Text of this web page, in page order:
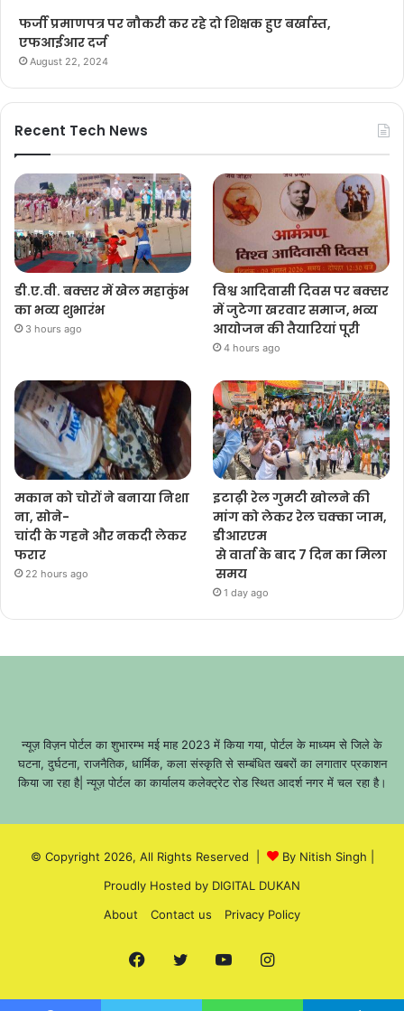
फर्जी प्रमाणपत्र पर नौकरी कर रहे दो शिक्षक हुए बर्खास्त,
एफआईआर दर्ज
August 22, 2024
Recent Tech News
डी.ए.वी. बक्सर में खेल महाकुंभ
का भव्य शुभारंभ
3 hours ago
विश्व आदिवासी दिवस पर बक्सर
में जुटेगा खरवार समाज, भव्य
आयोजन की तैयारियां पूरी
4 hours ago
मकान को चोरों ने बनाया निशा
ना, सोने-
चांदी के गहने और नकदी लेकर
फरार
22 hours ago
इटाढ़ी रेल गुमटी खोलने की
मांग को लेकर रेल चक्का जाम,
डीआरएम
से वार्ता के बाद 7 दिन का मिला
समय
1 day ago
न्यूज़ विज़न पोर्टल का शुभारम्भ मई माह 2023 में किया गया, पोर्टल के माध्यम से जिले के
घटना, दुर्घटना, राजनैतिक, धार्मिक, कला संस्कृति से सम्बंधित खबरों का लगातार प्रकाशन
किया जा रहा है| न्यूज़ पोर्टल का कार्यालय कलेक्ट्रेट रोड स्थित आदर्श नगर में चल रहा है।
© Copyright 2026, All Rights Reserved | By Nitish Singh
Proudly Hosted by DIGITAL DUKAN
About
Contact us Privacy Policy
Facebook
Twitter YouTubeInstagram